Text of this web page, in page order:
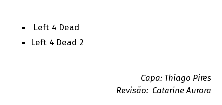
Left 4 Dead
Left 4 Dead 2
Capa: Thiago Pires
Revisão: Catarine Aurora